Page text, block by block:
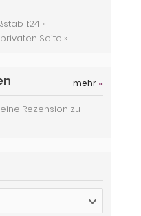
1:24 »
Seite »
mehr»
Rezension zu